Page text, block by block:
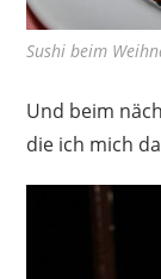
Sushi beim
Und beim
die ich mich